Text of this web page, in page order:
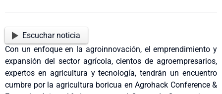
Escuchar noticia
Con un enfoque en la agroinnovación, el emprendimiento y
expansión del sector agrícola, cientos de agroempresarios,
expertos en agricultura y tecnología, tendrán un encuentro
cumbre por la agricultura boricua en Agrohack Conference &